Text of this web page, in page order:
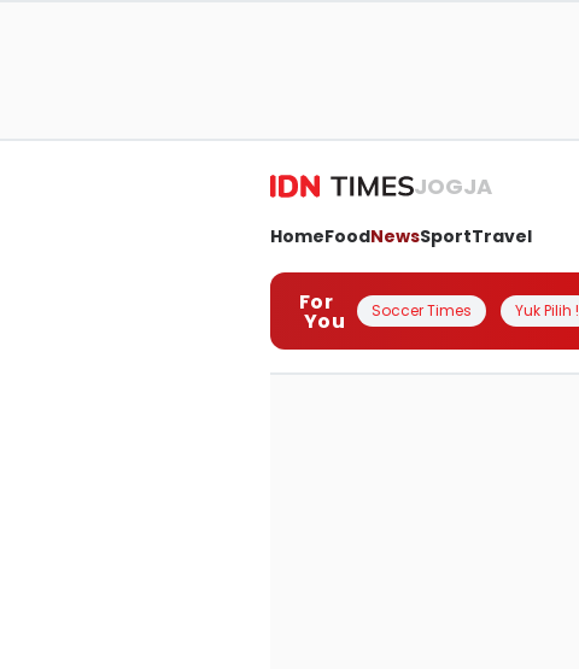
JOGJA
HomeFoodNewsSportTravel
For
You Soccer Times Yuk Pilih !